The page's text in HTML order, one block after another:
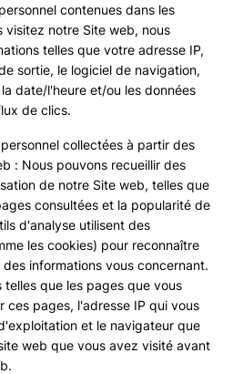
contenues dans les
visitez notre Site web, nous
telles que votre adresse IP,
sortie, le logiciel de navigation,
date/l'heure et/ou les données
de clics.
collectées à partir des
: Nous pouvons recueillir des
de notre Site web, telles que
consultées et la popularité de
d'analyse utilisent des
les cookies) pour reconnaître
informations vous concernant.
que les pages que vous
ces pages, l'adresse IP qui vous
et le navigateur que
web que vous avez visité avant